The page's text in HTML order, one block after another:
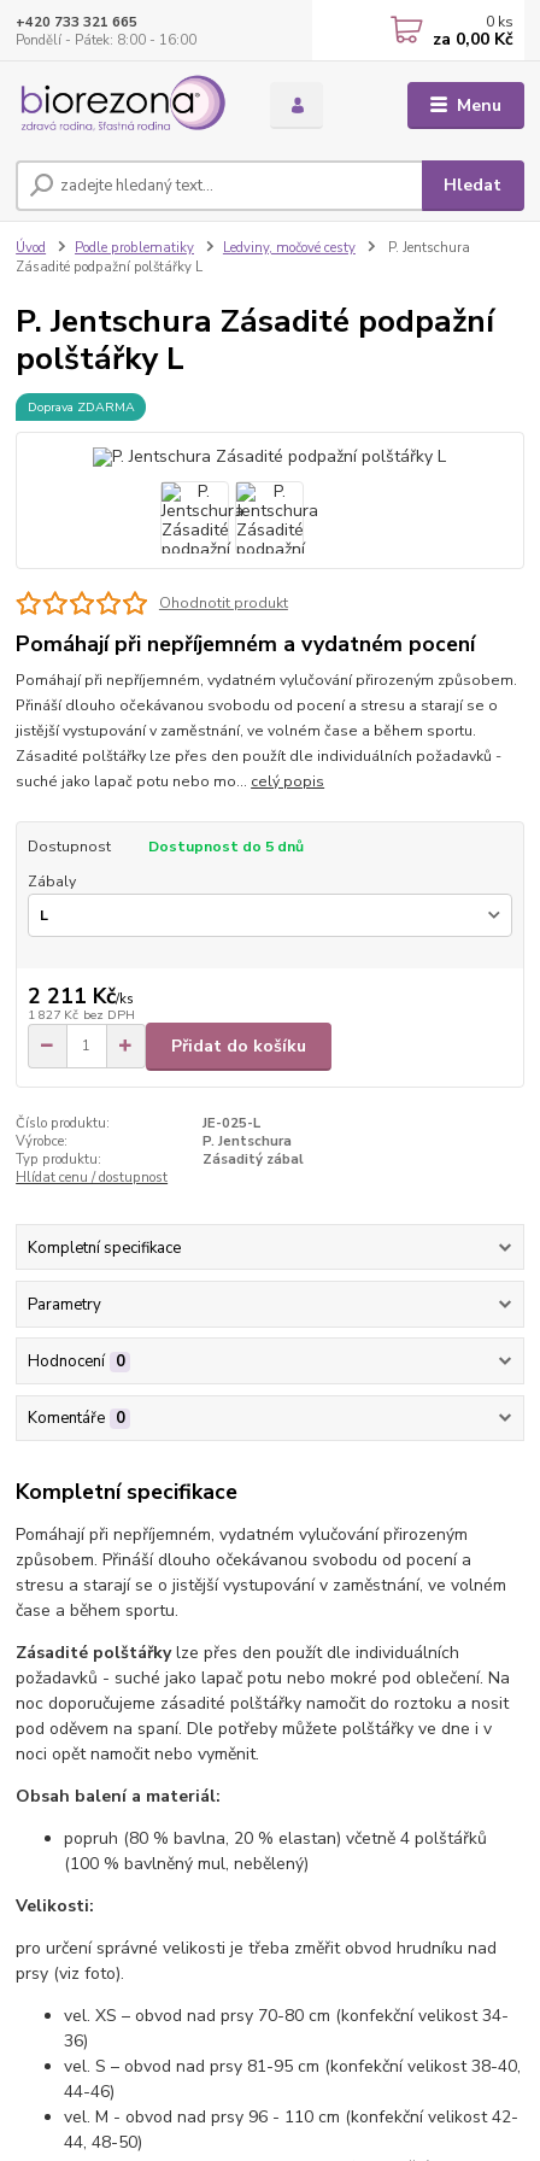
Menu
Hledat
+420 733 321 665
Pondělí - Pátek: 8:00 - 16:00
0 ks
za 0,00 Kč
Úvod Podle problematiky Ledviny, močové cesty
P. Jentschura
Zásadité podpažní polštářky L
P. Jentschura Zásadité podpažní
polštářky L
Doprava ZDARMA
Ohodnotit produkt
Pomáhají při nepříjemném a vydatném pocení
Pomáhají při nepříjemném, vydatném vylučování přirozeným způsobem.
Přináší dlouho očekávanou svobodu od pocení a stresu a starají se o
jistější vystupování v zaměstnání, ve volném čase a během sportu.
Zásadité polštářky lze přes den použít dle individuálních požadavků -
suché jako lapač potu nebo mo... celý popis
Dostupnost
Dostupnost do 5 dnů
Zábaly
2 211 Kč/ks
1 827 Kč bez DPH
Přidat do košíku
Číslo produktu:
JE-025-L
Výrobce:
P. Jentschura
Typ produktu:
Zásaditý zábal
Hlídat cenu / dostupnost
Kompletní specifikace
Parametry
Hodnocení 0
Komentáře 0
Kompletní specifikace
Pomáhají při nepříjemném, vydatném vylučování přirozeným
způsobem. Přináší dlouho očekávanou svobodu od pocení a
stresu a starají se o jistější vystupování v zaměstnání, ve volném
čase a během sportu.
Zásadité polštářkylze přes den použít dle individuálních
požadavků - suché jako lapač potu nebo mokré pod oblečení. Na
noc doporučujeme zásadité polštářky namočit do roztoku a nosit
pod oděvem na spaní. Dle potřeby můžete polštářky ve dne i v
noci opět namočit nebo vyměnit.
Obsah balení a materiál:
popruh (80 % bavlna, 20 % elastan) včetně 4 polštářků
(100 % bavlněný mul, nebělený)
Velikosti:
pro určení správné velikosti je třeba změřit obvod hrudníku nad
prsy (viz foto).
vel. XS – obvod nad prsy 70-80 cm (konfekční velikost 34-
36)
vel. S – obvod nad prsy 81-95 cm (konfekční velikost 38-40,
44-46)
vel. M - obvod nad prsy 96 - 110 cm (konfekční velikost 42-
44, 48-50)